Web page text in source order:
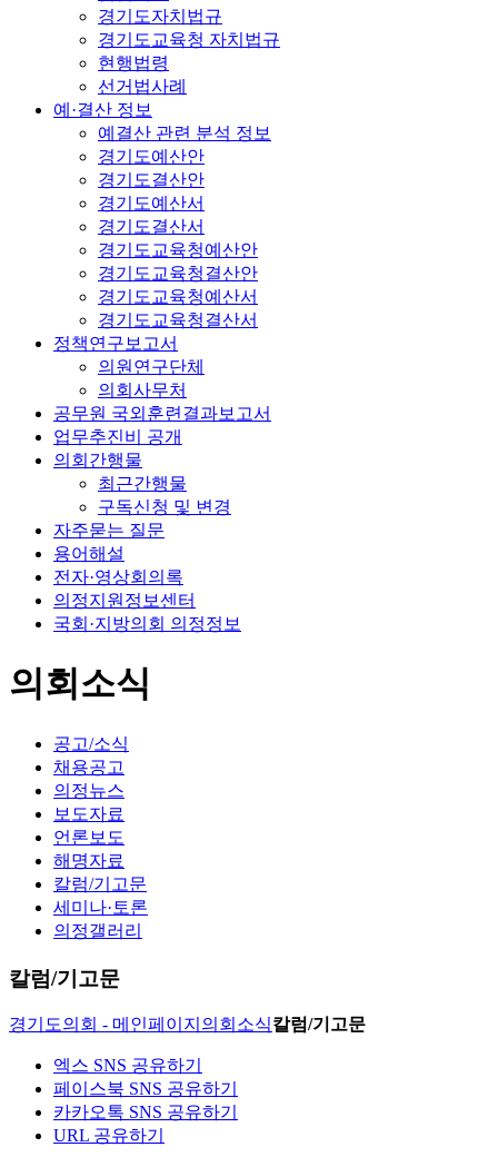
경기도자치법규
경기도교육청 자치법규
현행법령
선거법사례
예·결산 정보
예결산 관련 분석 정보
경기도예산안
경기도결산안
경기도예산서
경기도결산서
경기도교육청예산안
경기도교육청결산안
경기도교육청예산서
경기도교육청결산서
정책연구보고서
의원연구단체
의회사무처
공무원 국외훈련결과보고서
업무추진비 공개
의회간행물
최근간행물
구독신청 및 변경
자주묻는 질문
용어해설
전자·영상회의록
의정지원정보센터
국회·지방의회 의정정보
의회소식
공고/소식
채용공고
의정뉴스
보도자료
언론보도
해명자료
칼럼/기고문
세미나·토론
의정갤러리
칼럼/기고문
경기도의회 - 메인페이지 의회소식칼럼/기고문
엑스 SNS 공유하기
페이스북 SNS 공유하기
카카오톡 SNS 공유하기
URL 공유하기